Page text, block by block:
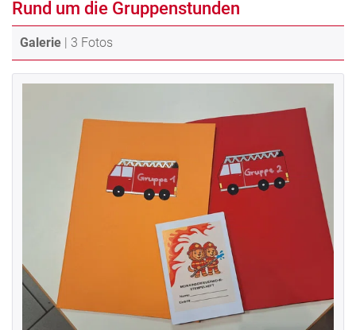
Rund um die Gruppenstunden
Galerie | 3 Fotos